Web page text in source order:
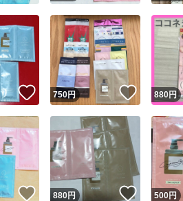
いいね！
750円 いいね！
880円
いいね！
880円 いいね！
500円